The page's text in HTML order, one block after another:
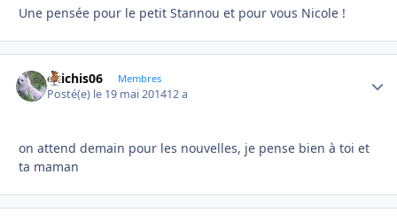
Une pensée pour le petit Stannou et pour vous Nicole !
chichis06 Membres
Posté(e) le 19 mai 201412 a
on attend demain pour les nouvelles, je pense bien à toi et
ta maman